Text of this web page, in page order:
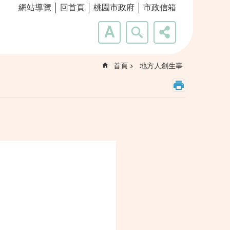
網站導覽 回首頁 桃園市政府 市政信箱
首頁 地方人創生事